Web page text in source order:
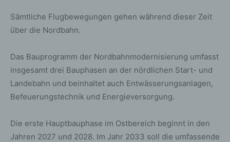
Sämtliche Flugbewegungen gehen während dieser Zeit
über die Nordbahn.
Das Bauprogramm der Nordbahnmodernisierung umfasst
insgesamt drei Bauphasen an der nördlichen Start- und
Landebahn und beinhaltet auch Entwässerungsanlagen,
Befeuerungstechnik und Energieversorgung.
Die erste Hauptbauphase im Ostbereich beginnt in den
Jahren 2027 und 2028. Im Jahr 2033 soll die umfassende